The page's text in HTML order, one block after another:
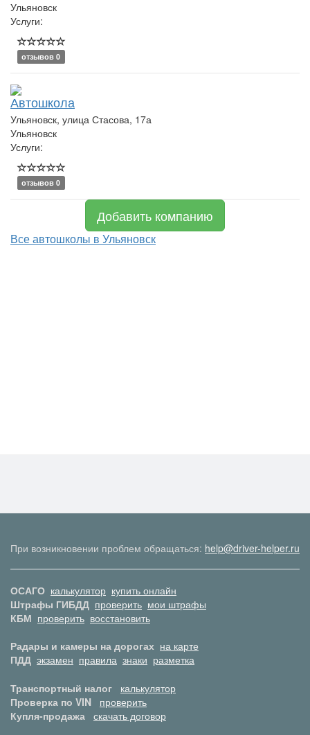
Ульяновск
Услуги:
отзывов 0
Автошкола
Ульяновск, улица Стасова, 17а
Ульяновск
Услуги:
отзывов 0
Добавить компанию
Все автошколы в Ульяновск
При возникновении проблем обращаться: help@driver-helper.ru
ОСАГО калькулятор купить онлайн
Штрафы ГИБДД проверить мои штрафы
КБМ проверить восстановить
Радары и камеры на дорогах на карте
ПДД экзамен правила знаки разметка
Транспортный налог
калькулятор
Проверка по VIN
проверить
Купля-продажа скачать договор